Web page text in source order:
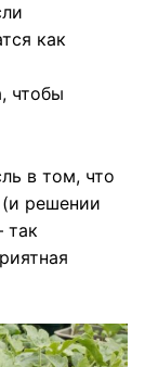
как
чтобы
в том, что
решении
так